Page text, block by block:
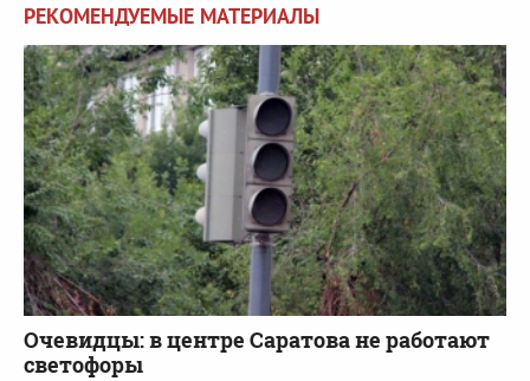
РЕКОМЕНДУЕМЫЕ МАТЕРИАЛЫ
Очевидцы: в центре Саратова не работают
светофоры